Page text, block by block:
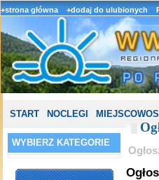
+strona główna +dodaj do ulubionych
START NOCLEGI
WYBIERZ KATEGORIE